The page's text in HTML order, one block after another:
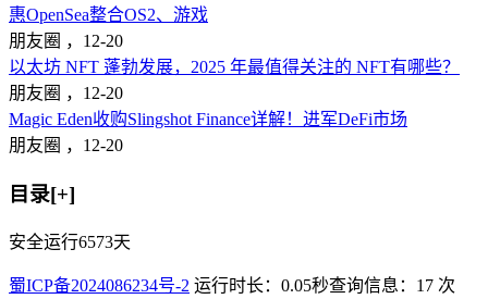
惠OpenSea整合OS2、游戏
朋友圈 ， 12-20
以太坊 NFT 蓬勃发展，2025 年最值得关注的 NFT有哪些？
朋友圈 ， 12-20
Magic Eden收购Slingshot Finance详解！进军DeFi市场
朋友圈 ， 12-20
目录[+]
安全运行6573天
蜀ICP备2024086234号-2 运行时长：0.05秒查询信息：17 次